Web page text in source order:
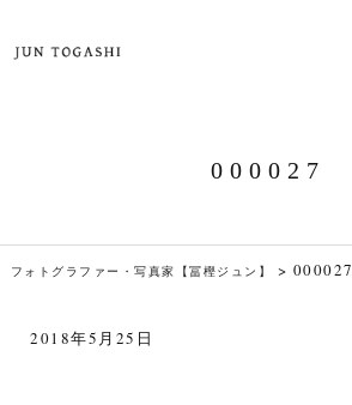
000027
フォトグラファー・写真家【冨樫ジュン】 > 000027
2018年5月25日